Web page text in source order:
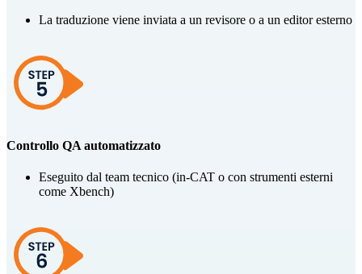
La traduzione viene inviata a un revisore o a un editor esterno
Controllo QA automatizzato
Eseguito dal team tecnico (in-CAT o con strumenti esterni
come Xbench)